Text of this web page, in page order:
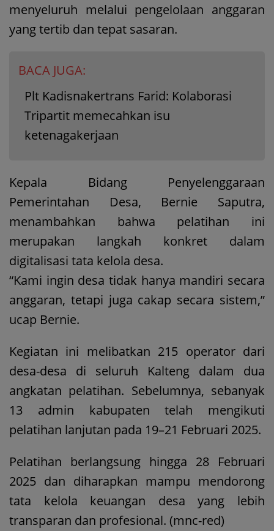
menyeluruh melalui pengelolaan anggaran
yang tertib dan tepat sasaran.
BACA JUGA:
Plt Kadisnakertrans Farid: Kolaborasi
Tripartit memecahkan isu
ketenagakerjaan
Kepala Bidang Penyelenggaraan
Pemerintahan Desa, Bernie Saputra,
menambahkan bahwa pelatihan ini
merupakan langkah konkret dalam
digitalisasi tata kelola desa.
“Kami ingin desa tidak hanya mandiri secara
anggaran, tetapi juga cakap secara sistem,”
ucap Bernie.
Kegiatan ini melibatkan 215 operator dari
desa-desa di seluruh Kalteng dalam dua
angkatan pelatihan. Sebelumnya, sebanyak
13 admin kabupaten telah mengikuti
pelatihan lanjutan pada 19–21 Februari 2025.
Pelatihan berlangsung hingga 28 Februari
2025 dan diharapkan mampu mendorong
tata kelola keuangan desa yang lebih
transparan dan profesional. (mnc-red)